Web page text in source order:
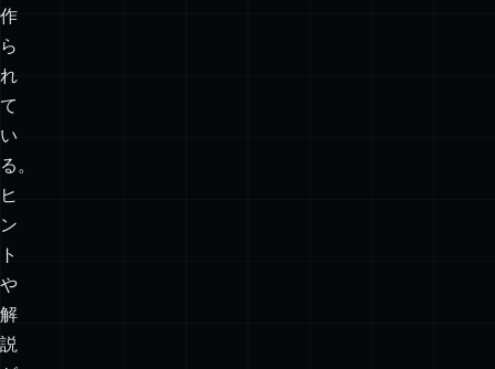
め
に
作
ら
れ
て
い
る。
ヒ
ン
ト
や